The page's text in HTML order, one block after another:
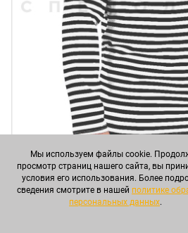
Тельняшка цв.чёрный
Артикул:
Мы используем файлы cookie.
просмотр страниц нашего сайта, вы
условия его использования. Более
сведения смотрите в нашей политике
персональных данных.